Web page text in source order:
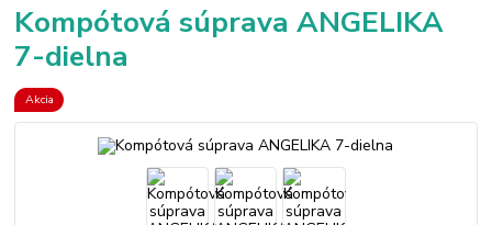
Kompótová súprava ANGELIKA
7-dielna
Akcia